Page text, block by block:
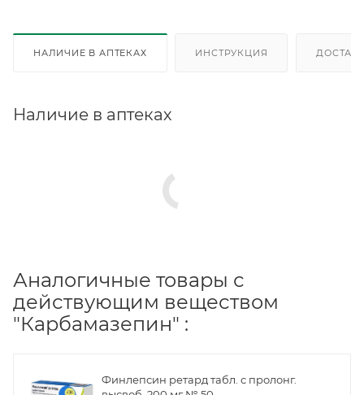
НАЛИЧИЕ В АПТЕКАХ ИНСТРУКЦИЯ
Наличие в аптеках
Аналогичные товары с
действующим веществом
"Карбамазепин" :
Финлепсин ретард табл. с пролонг.